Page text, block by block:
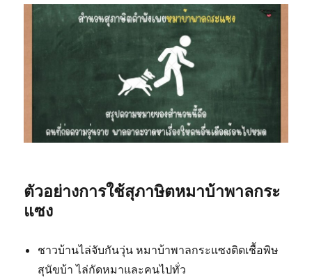
ตัวอย่างการใช้สุภาษิตหมาบ้าพาลกระ
แซง
ชาวบ้านไล่จับกันวุ่น หมาบ้าพาลกระแซงติดเชื้อพิษ
สุนัขบ้า ไล่กัดหมาและคนไปทั่ว